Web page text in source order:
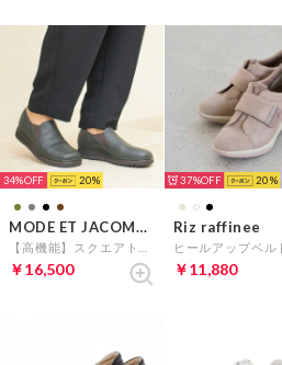
34% 20
MODE ET JACOMO D'ICI
￥16,500
37% 20
Riz raffinee
￥11,880